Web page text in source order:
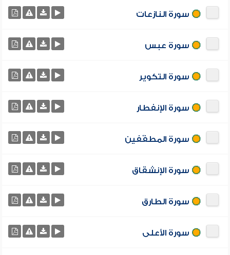
سورة النازعات
سورة عبس
سورة التكوير
سورة الإنفطار
سورة المطفّفين
سورة الإنشقاق
سورة الطارق
سورة الأعلى